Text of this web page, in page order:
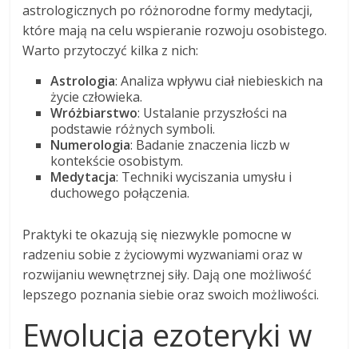
astrologicznych po różnorodne formy medytacji,
które mają na celu wspieranie rozwoju osobistego.
Warto przytoczyć kilka z nich:
Astrologia: Analiza wpływu ciał niebieskich na
życie człowieka.
Wróżbiarstwo: Ustalanie przyszłości na
podstawie różnych symboli.
Numerologia: Badanie znaczenia liczb w
kontekście osobistym.
Medytacja: Techniki wyciszania umysłu i
duchowego połączenia.
Praktyki te okazują się niezwykle pomocne w
radzeniu sobie z życiowymi wyzwaniami oraz w
rozwijaniu wewnętrznej siły. Dają one możliwość
lepszego poznania siebie oraz swoich możliwości.
Ewolucja ezoteryki w